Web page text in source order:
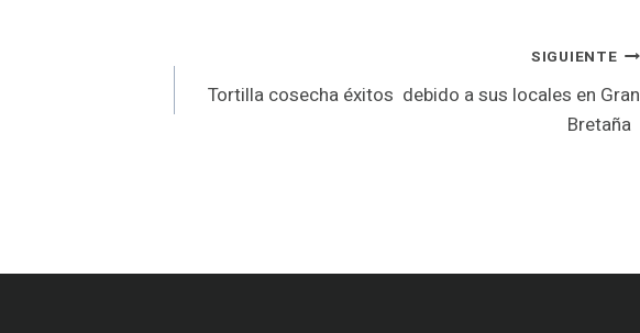
SIGUIENTE
Tortilla cosecha éxitos debido a sus locales en Gran
Bretaña